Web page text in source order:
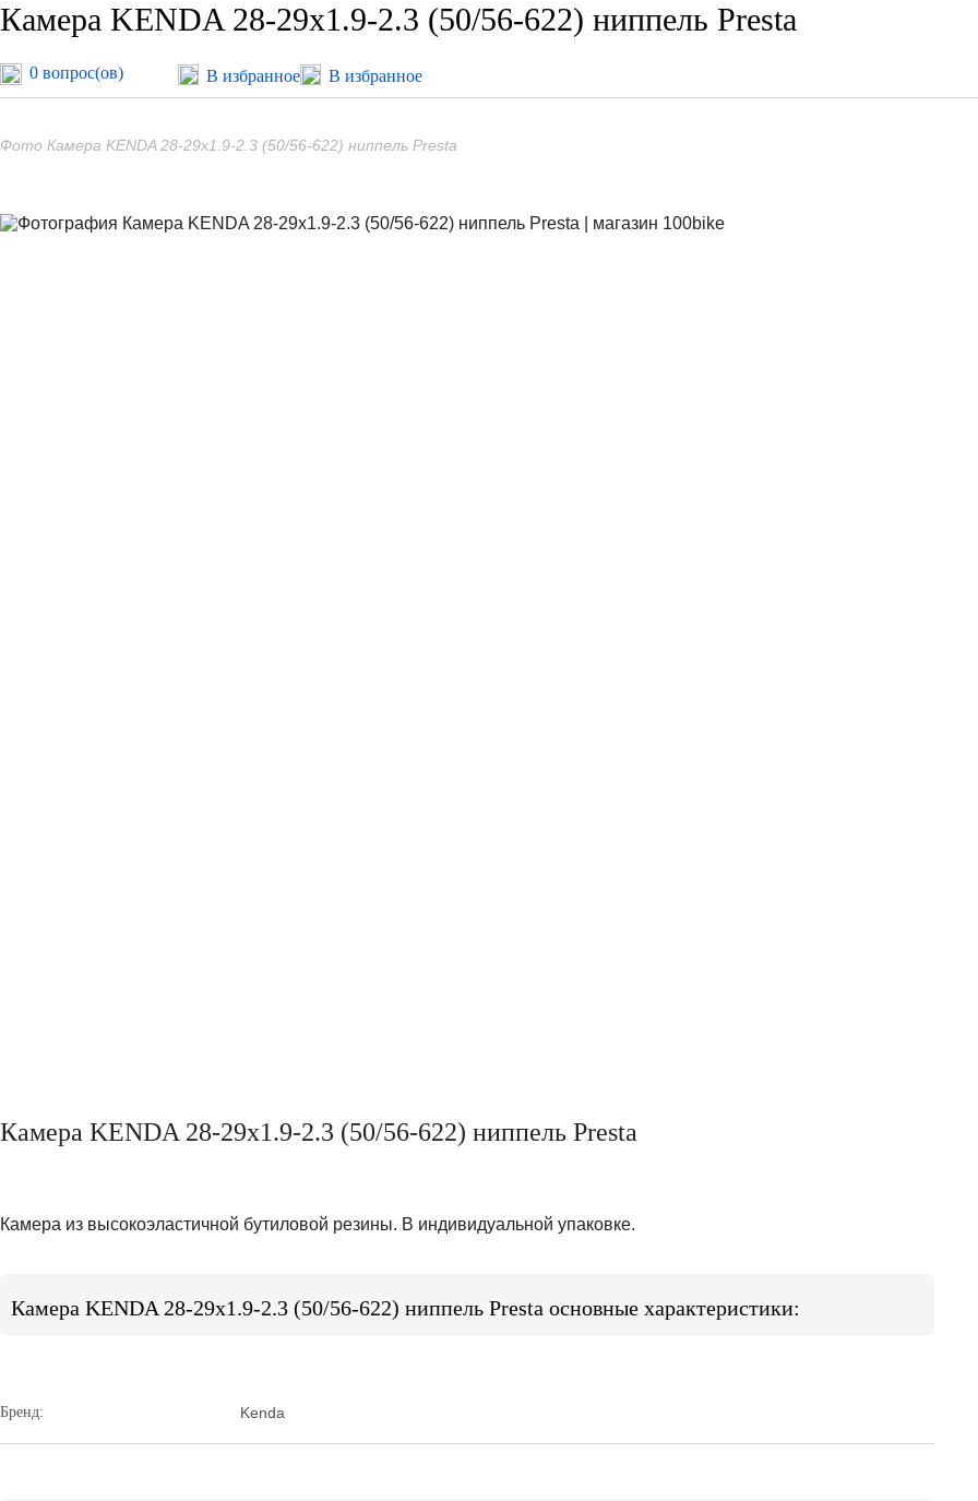
Камера KENDA 28-29x1.9-2.3 (50/56-622) ниппель Presta
0 вопрос(ов) В избранное В избранное
Фото Камера KENDA 28-29x1.9-2.3 (50/56-622) ниппель Presta
Камера KENDA 28-29x1.9-2.3 (50/56-622) ниппель Presta
Камера из высокоэластичной бутиловой резины. В индивидуальной упаковке.
Камера KENDA 28-29x1.9-2.3 (50/56-622) ниппель Presta основные характеристики:
Бренд: Kenda